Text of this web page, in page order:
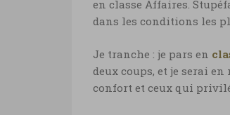
en classe Affaires.
dans les conditions les
Je tranche : je pars en
deux coups, et je serai
confort et ceux qui